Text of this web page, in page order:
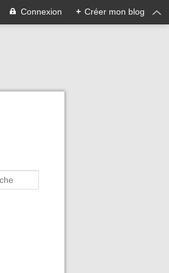
Connexion + Créer mon blog